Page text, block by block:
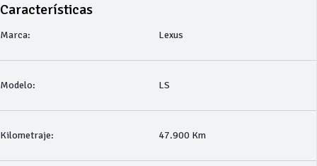
Características
Marca: Lexus
Modelo: LS
Kilometraje: 47.900 Km